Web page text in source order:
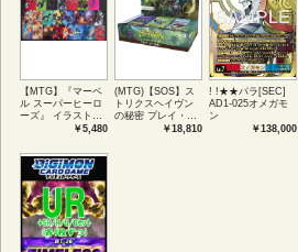
【MTG】『マーベ
ル スーパーヒーロ
ーズ』 イラストコ
レクション 54種コ
アートカード(JPN)
￥5,480
(MTG)【SOS】ス
トリクスヘイヴン
の秘密 プレイ・ブ
ースター1BOX日本
￥18,810
! !★★パラ[SEC]
AD1-025オメガモ
ン
￥138,000